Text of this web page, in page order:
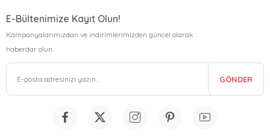
E-Bültenimize Kayıt Olun!
Kampanyalarımızdan ve indirimlerimizden güncel olarak
haberdar olun.
GÖNDER